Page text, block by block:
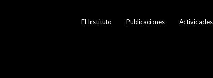
El Instituto Publicaciones Actividades